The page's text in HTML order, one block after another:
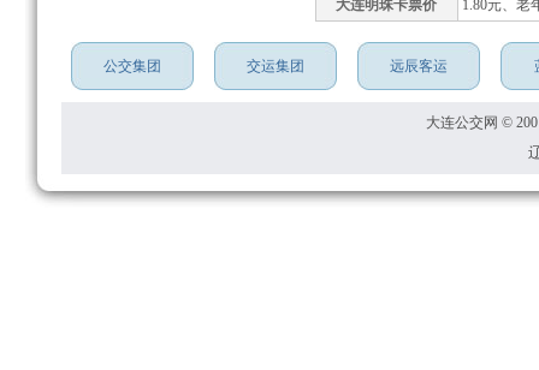
大连明珠卡票价
1.80元、老
公交集团 交运集团 远辰客运
大连公交网 ©